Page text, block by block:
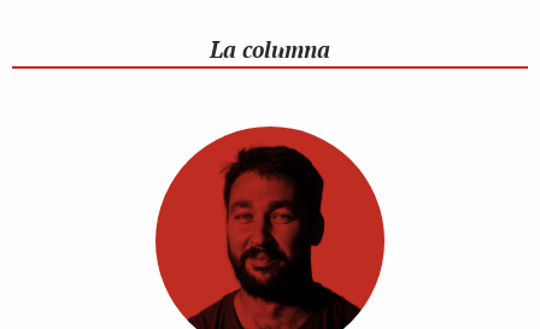
La columna